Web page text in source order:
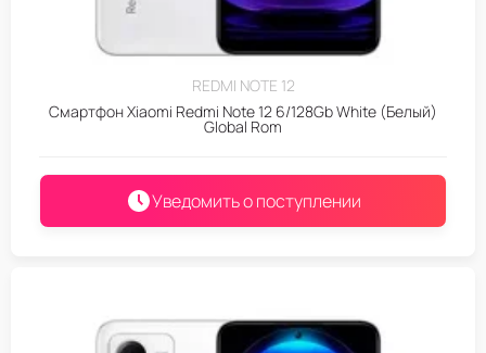
REDMI NOTE 12
Смартфон Xiaomi Redmi Note 12 6/128Gb White (Белый)
Global Rom
Уведомить о поступлении